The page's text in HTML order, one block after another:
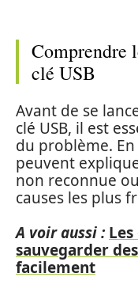
Comprendre
clé USB
Avant de se
clé USB, il est
du problème.
peuvent
non reconnue
causes les plus
A voir aussi :
sauvegarder
facilement